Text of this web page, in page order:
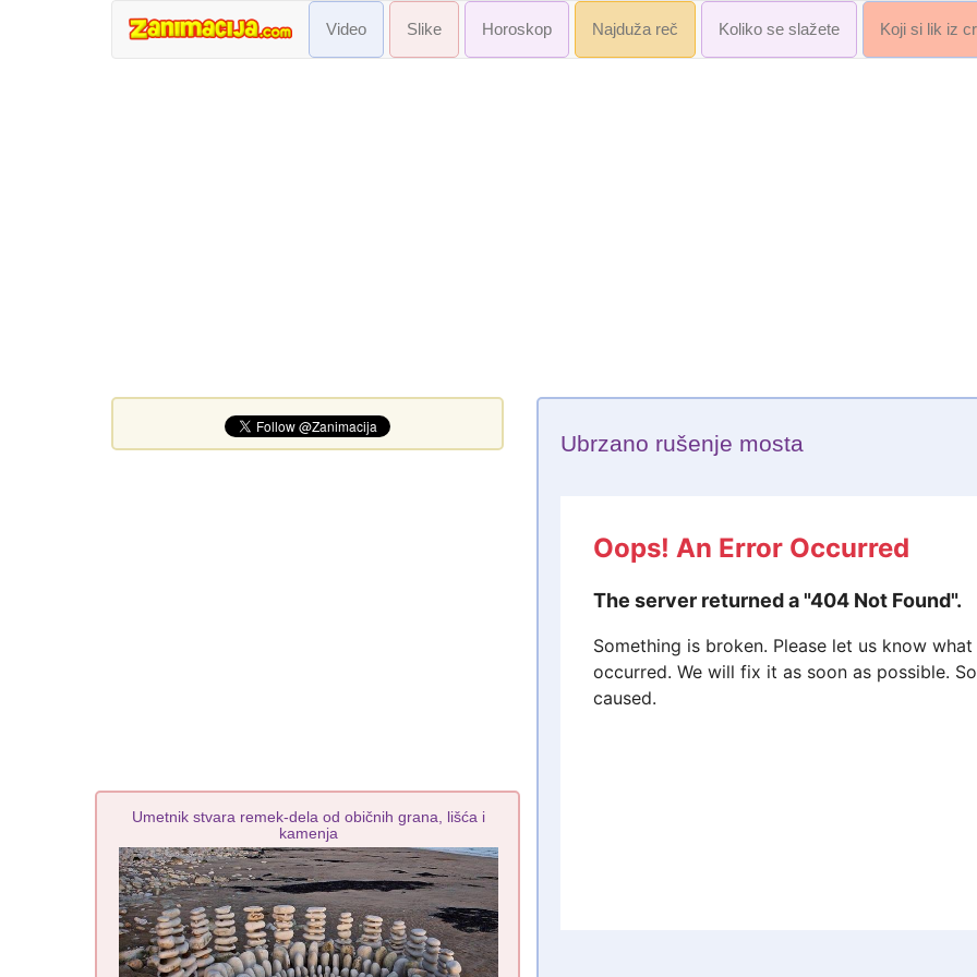
Video Slike Horoskop Najduža reč Koliko se slažete Koji si lik iz
Ubrzano rušenje mosta
Umetnik stvara remek-dela od običnih grana, lišća i
kamenja